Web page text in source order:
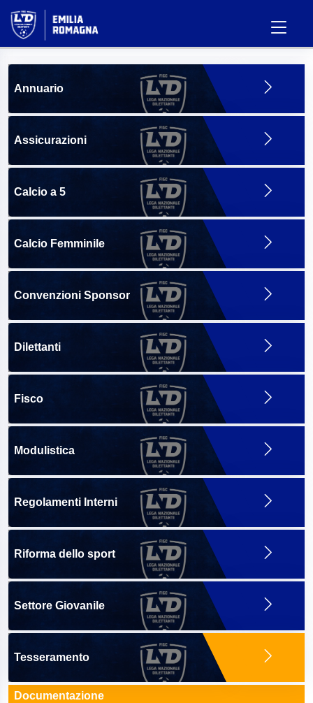
Annuario
Assicurazioni
Calcio a 5
Calcio Femminile
Convenzioni Sponsor
Dilettanti
Fisco
Modulistica
Regolamenti Interni
Riforma dello sport
Settore Giovanile
Tesseramento
Documentazione